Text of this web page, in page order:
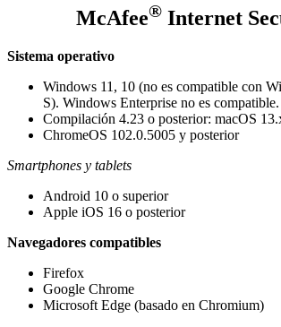
McAfee® Internet
Sistema operativo
Windows 11, 10 (no es compatible con
S). Windows Enterprise no es compatible.
Compilación 4.23 o posterior: macOS
ChromeOS 102.0.5005 y posterior
Smartphones y tablets
Android 10 o superior
Apple iOS 16 o posterior
Navegadores compatibles
Firefox
Google Chrome
Microsoft Edge (basado en Chromium)